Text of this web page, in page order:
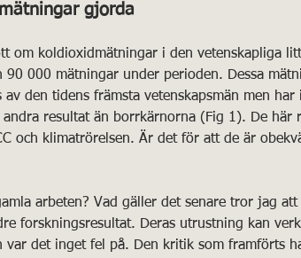
gjorda
om koldioxidmätningar i den vetenskapliga
90 000 mätningar under perioden. Dessa
den tidens främsta vetenskapsmän men
resultat än borrkärnorna (Fig 1). De här
och klimatrörelsen. Är det för att de är
arbeten? Vad gäller det senare tror jag
forskningsresultat. Deras utrustning kan
var det inget fel på. Den kritik som framförts